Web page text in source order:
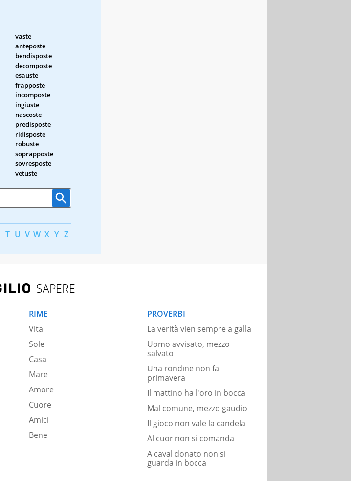
vaste
anteposte
bendisposte
decomposte
esauste
frapposte
incomposte
ingiuste
nascoste
predisposte
ridisposte
robuste
soprapposte
sovresposte
vetuste
T U V W X Y Z
SAPERE
RIME
Vita
Sole
Casa
Mare
Amore
Cuore
Amici
Bene
PROVERBI
La verità vien sempre a galla
Uomo avvisato, mezzo
salvato
Una rondine non fa
primavera
Il mattino ha l'oro in bocca
Mal comune, mezzo gaudio
Il gioco non vale la candela
Al cuor non si comanda
A caval donato non si
guarda in bocca